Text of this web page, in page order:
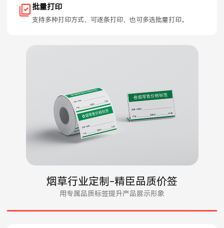
批量打印
支持多种打印方式，可逐条打印，也可多选批量打印。
烟草行业定制-精臣品质价签
用专属品质标签提升产品展示形象